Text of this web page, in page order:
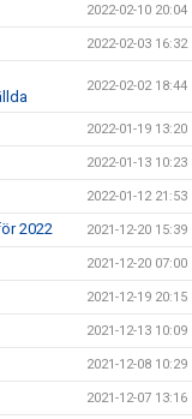
2022-02-10 20:04
2022-02-03 16:32
2022-02-02 18:44
2022-01-19 13:20
2022-01-13 10:23
2022-01-12 21:53
2022 2021-12-20 15:39
2021-12-20 07:00
2021-12-19 20:15
2021-12-13 10:09
2021-12-08 10:29
2021-12-07 13:16